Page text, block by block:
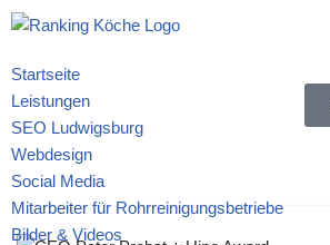
Inhalt
springen
Startseite
Leistungen
SEO Ludwigsburg
Webdesign
Social Media
Mitarbeiter für Rohrreinigungsbetriebe
Bilder & Videos